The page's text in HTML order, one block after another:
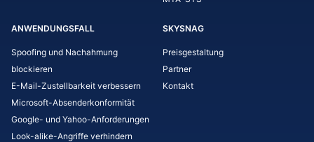
ANWENDUNGSFALL
Spoofing und Nachahmung
blockieren
E-Mail-Zustellbarkeit verbessern
Microsoft-Absenderkonformität
Google- und Yahoo-Anforderungen
Look-alike-Angriffe verhindern
SKYSNAG
Preisgestaltung
Partner
Kontakt